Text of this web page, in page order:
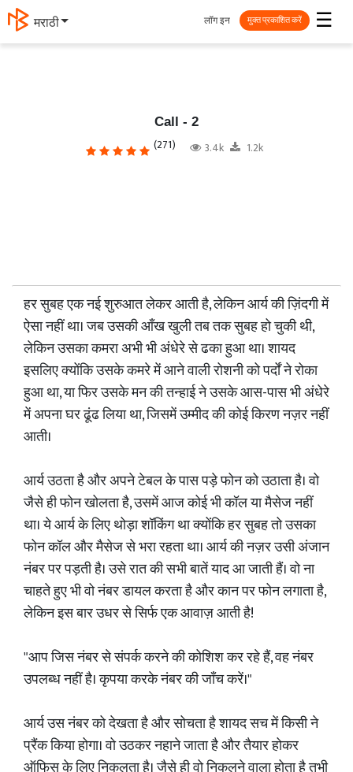
मराठी ☰
लॉग इन मुक्त प्रकाशित करें
Call - 2
(271) 3.4k 1.2k
हर सुबह एक नई शुरुआत लेकर आती है, लेकिन आर्य की ज़िंदगी में
ऐसा नहीं था। जब उसकी आँख खुली तब तक सुबह हो चुकी थी,
लेकिन उसका कमरा अभी भी अंधेरे से ढका हुआ था। शायद
इसलिए क्योंकि उसके कमरे में आने वाली रोशनी को पर्दों ने रोका
हुआ था, या फिर उसके मन की तन्हाई ने उसके आस-पास भी अंधेरे
में अपना घर ढूंढ लिया था, जिसमें उम्मीद की कोई किरण नज़र नहीं
आती।
आर्य उठता है और अपने टेबल के पास पड़े फोन को उठाता है। वो
जैसे ही फोन खोलता है, उसमें आज कोई भी कॉल या मैसेज नहीं
था। ये आर्य के लिए थोड़ा शॉकिंग था क्योंकि हर सुबह तो उसका
फोन कॉल और मैसेज से भरा रहता था। आर्य की नज़र उसी अंजान
नंबर पर पड़ती है। उसे रात की सभी बातें याद आ जाती हैं। वो ना
चाहते हुए भी वो नंबर डायल करता है और कान पर फोन लगाता है,
लेकिन इस बार उधर से सिर्फ एक आवाज़ आती है!
"आप जिस नंबर से संपर्क करने की कोशिश कर रहे हैं, वह नंबर
उपलब्ध नहीं है। कृपया करके नंबर की जाँच करें।"
आर्य उस नंबर को देखता है और सोचता है शायद सच में किसी ने
प्रैंक किया होगा। वो उठकर नहाने जाता है और तैयार होकर